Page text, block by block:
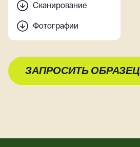
Сканирование
Фотографии
ЗАПРОСИТЬ ОБРАЗЕЦ